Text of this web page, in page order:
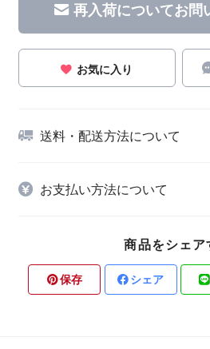
再入荷についてお問
お気に入り
送料・配送方法について
お支払い方法について
商品をシェア
保存 シェア